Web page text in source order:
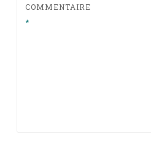
COMMENTAIRE
*